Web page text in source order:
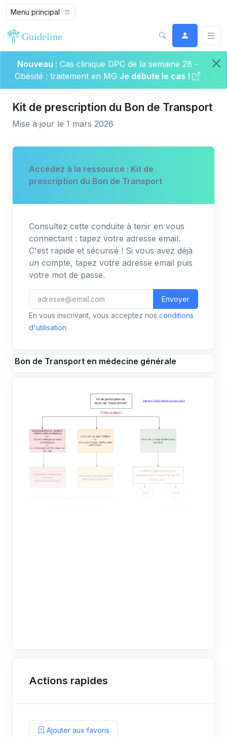
Menu principal
Nouveau : Cas clinique DPC de la semaine 28 -
Obésité : traitement en MG Je débute le cas !
Kit de prescription du Bon de Transport
Mise à jour le 1 mars 2026
Accédez à la ressource : Kit de
prescription du Bon de Transport
Consultez cette conduite à tenir en vous
connectant : tapez votre adresse email.
C'est rapide et sécurisé ! Si vous avez déjà
un compte, tapez votre adresse email puis
votre mot de passe.
Envoyer
En vous inscrivant, vous acceptez nos conditions
d'utilisation.
Bon de Transport en médecine générale
Actions rapides
Ajouter aux favoris